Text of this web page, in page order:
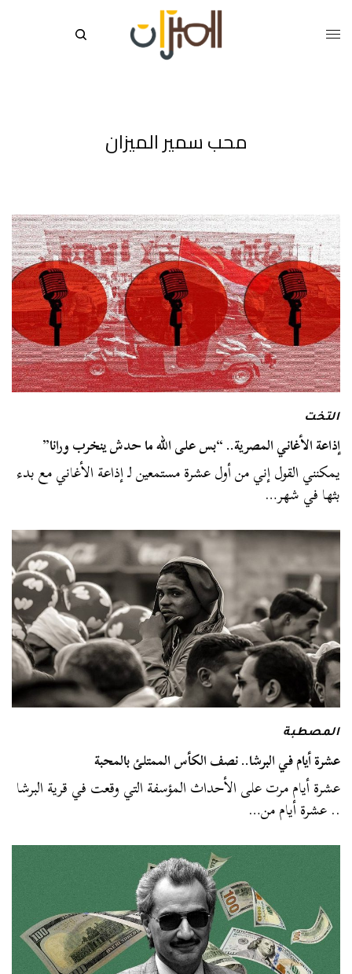
محب سمير الميزان
التخت
إذاعة الأغاني المصرية.. “بس على الله ما حدش ينخرب ورانا”
يمكنني القول إني من أول عشرة مستمعين لـ إذاعة الأغاني مع بدء
بثها في شهر…
المصطبة
عشرة أيام في البرشا.. نصف الكأس الممتلئ بالمحبة
عشرة أيام مرت على الأحداث المؤسفة التي وقعت في قرية البرشا
.. عشرة أيام من…